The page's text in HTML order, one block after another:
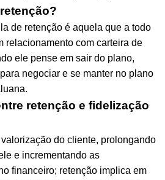
de retenção é aquela que a todo
relacionamento com carteira de
ele pense em sair do plano,
negociar e se manter no plano
retenção e fidelização
do cliente, prolongando
e incrementando as
financeiro; retenção implica em